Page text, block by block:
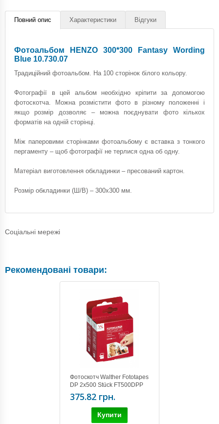
Повний опис Характеристики Відгуки
Фотоальбом HENZO 300*300 Fantasy Wording
Blue 10.730.07
Традиційний фотоальбом. На 100 сторінок білого кольору.
Фотографії в цей альбом необхідно кріпити за допомогою
фотоскотча. Можна розмістити фото в різному положенні і
якщо розмір дозволяє – можна поєднувати фото кількох
форматів на одній сторінці.
Між паперовими сторінками фотоальбому є вставка з тонкого
пергаменту – щоб фотографії не терлися одна об одну.
Матеріал виготовлення обкладинки – пресований картон.
Розмір обкладинки (Ш/В) – 300х300 мм.
Соціальні мережі
Рекомендовані товари:
Фотоскотч Walther Fototapes
DP 2x500 Stück FT500DPP
375.82 грн.
Купити